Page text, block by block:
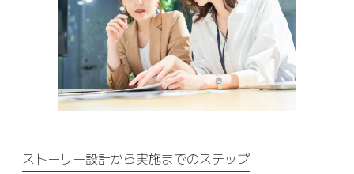
ストーリー設計から実施までのステップ